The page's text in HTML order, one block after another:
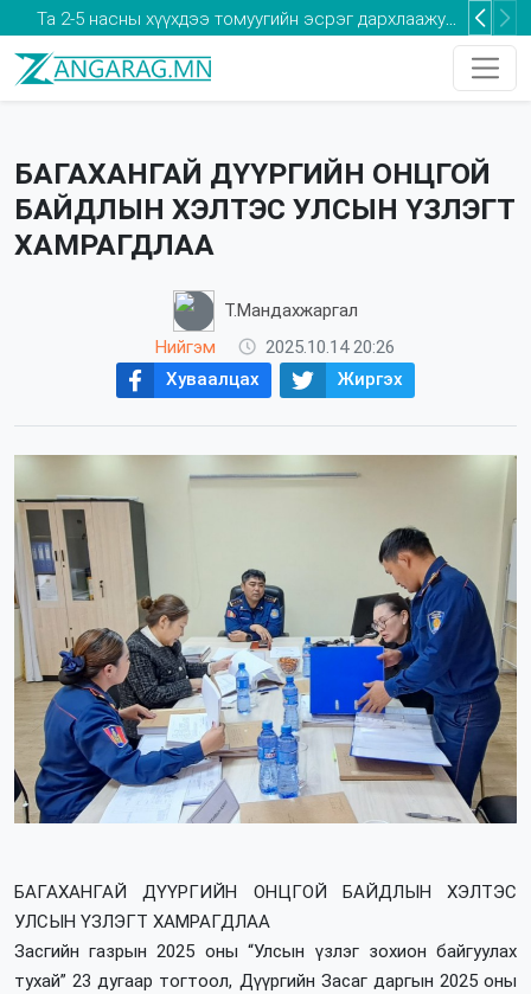
Та 2-5 насны хүүхдээ томуугийн эсрэг дархлаажуулалтад хамруулаарай
БАГАХАНГАЙ ДҮҮРГИЙН ОНЦГОЙ
БАЙДЛЫН ХЭЛТЭС УЛСЫН ҮЗЛЭГТ
ХАМРАГДЛАА
Т.Мандахжаргал
Нийгэм
2025.10.14 20:26
Хуваалцах
Жиргэх
БАГАХАНГАЙ ДҮҮРГИЙН ОНЦГОЙ БАЙДЛЫН ХЭЛТЭС
УЛСЫН ҮЗЛЭГТ ХАМРАГДЛАА
Засгийн газрын 2025 оны “Улсын үзлэг зохион байгуулах
тухай” 23 дугаар тогтоол, Дүүргийн Засаг даргын 2025 оны